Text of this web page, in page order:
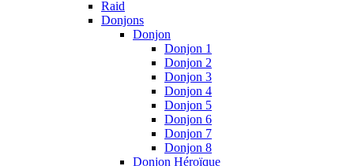
Raid
Donjons
Donjon
Donjon 1
Donjon 2
Donjon 3
Donjon 4
Donjon 5
Donjon 6
Donjon 7
Donjon 8
Donjon Héroïque